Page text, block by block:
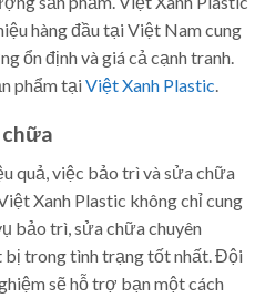
hàng đầu tại Việt Nam cung
ổn định và giá cả cạnh tranh.
phẩm tạiViệt Xanh Plastic
quả, việc bảo trì và sửa chữa
Xanh Plastic không chỉ cung
bảo trì, sửa chữa chuyên
bị trong tình trạng tốt nhất. Đội
sẽ hỗ trợ bạn một cách